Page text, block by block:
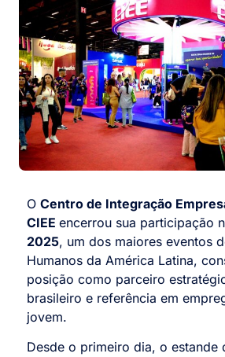
O Centro de Integração
CIEE encerrou sua participação
2025, um dos maiores eventos
Humanos da América Latina,
posição como parceiro
brasileiro e referência em
jovem.
Desde o primeiro dia, o estande